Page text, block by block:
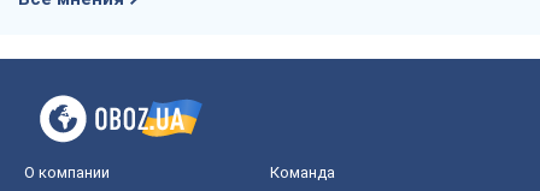
О компании Команда